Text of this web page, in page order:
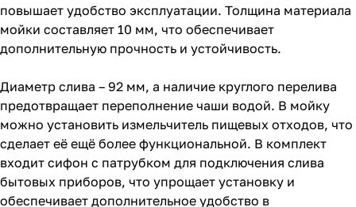
повышает удобство эксплуатации. Толщина материала
мойки составляет 10 мм, что обеспечивает
дополнительную прочность и устойчивость.
Диаметр слива – 92 мм, а наличие круглого перелива
предотвращает переполнение чаши водой. В мойку
можно установить измельчитель пищевых отходов, что
сделает её ещё более функциональной. В комплект
входит сифон с патрубком для подключения слива
бытовых приборов, что упрощает установку и
обеспечивает дополнительное удобство в